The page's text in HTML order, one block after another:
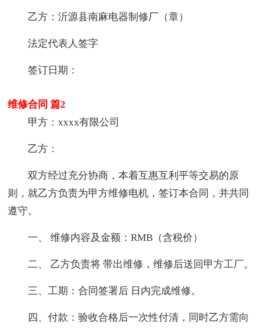
乙方：沂源县南麻电器制修厂（章）
法定代表人签字
签订日期：
维修合同 篇2
甲方：xxxx有限公司
乙方：
双方经过充分协商，本着互惠互利平等交易的原
则，就乙方负责为甲方维修电机，签订本合同，并共同
遵守。
一、 维修内容及金额：RMB（含税价）
二、 乙方负责将 带出维修，维修后送回甲方工厂。
三、工期：合同签署后 日内完成维修。
四、付款：验收合格后一次性付清，同时乙方需向